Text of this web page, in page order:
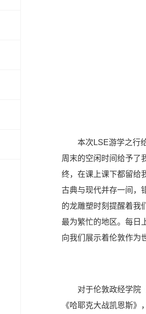
本次LSE游学之行
周末的空闲时间给予了
终，在课上课下都留给
古典与现代并存一间，
的龙雕塑时刻提醒着我
最为繁忙的地区。每日
向我们展示着伦敦作为
对于伦敦政经学院
《哈耶克大战凯恩斯